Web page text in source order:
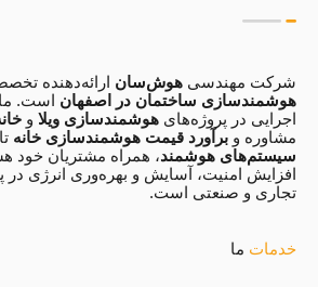
شرکت مهندسی هوش‌سان ارائه‌دهنده
هوشمندسازی ساختمان در اصفهان است. ما
اجرایی در پروژه‌های هوشمندسازی ویلا و
مشاوره و برآورد قیمت هوشمندسازی خانه تا
سیستم‌های هوشمند، همراه مشتریان خود
افزایش امنیت، آسایش و بهره‌وری انرژی
تجاری و صنعتی است.
خدمات ما